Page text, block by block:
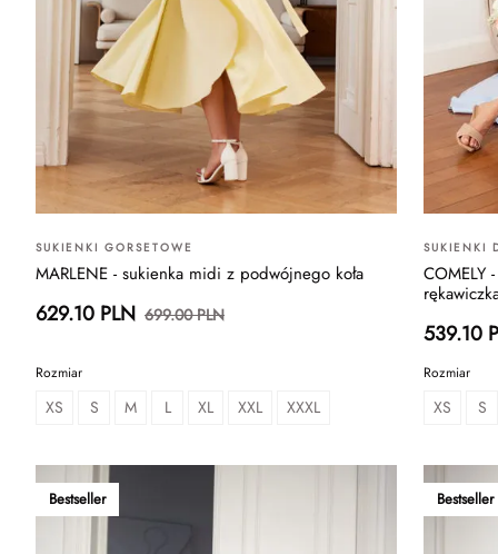
SUKIENKI GORSETOWE
MARLENE - sukienka midi z podwójnego koła
629.10 PLN 699.00 PLN
Rozmiar
XS S M L XL XXL XXXL
SUKIENKI
COMELY
539.10
Rozmiar
XS S
Bestseller Bestseller